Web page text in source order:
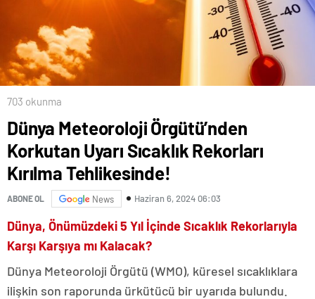
703 okunma
Dünya Meteoroloji Örgütü’nden
Korkutan Uyarı Sıcaklık Rekorları
Kırılma Tehlikesinde!
ABONE OL News Haziran 6, 2024 06:03
Dünya, Önümüzdeki 5 Yıl İçinde Sıcaklık Rekorlarıyla
Karşı Karşıya mı Kalacak?
Dünya Meteoroloji Örgütü (WMO), küresel sıcaklıklara
ilişkin son raporunda ürkütücü bir uyarıda bulundu.